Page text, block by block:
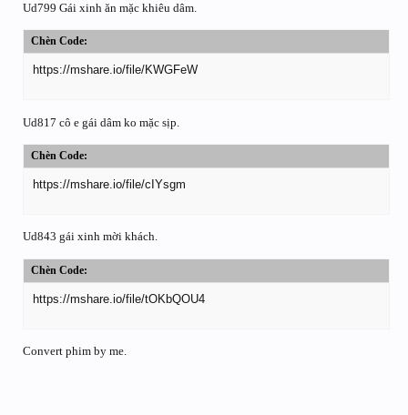
Ud799 Gái xinh ăn mặc khiêu dâm.
Chèn Code:
https://mshare.io/file/KWGFeW
Ud817 cô e gái dâm ko mặc sịp.
Chèn Code:
https://mshare.io/file/cIYsgm
Ud843 gái xinh mời khách.
Chèn Code:
https://mshare.io/file/tOKbQOU4
Convert phim by me.